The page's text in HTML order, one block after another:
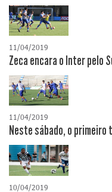
11/04/2019
Zeca encara o Inter pelo
11/04/2019
Neste sábado, o primeiro
10/04/2019